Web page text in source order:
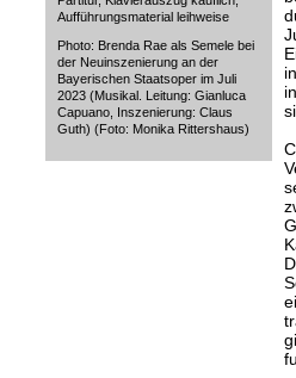
Aufführungsmaterial leihweise
Photo: Brenda Rae als Semele bei
der Neuinszenierung an der
Bayerischen Staatsoper im Juli
2023 (Musikal. Leitung: Gianluca
Capuano, Inszenierung: Claus
Guth) (Foto: Monika Rittershaus)